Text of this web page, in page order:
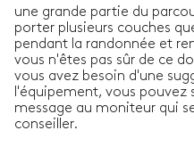
une grande partie du
porter plusieurs couches
pendant la randonnée et
vous n'êtes pas sûr de ce
vous avez besoin d'une
l'équipement, vous pouvez
message au moniteur qui
conseiller.